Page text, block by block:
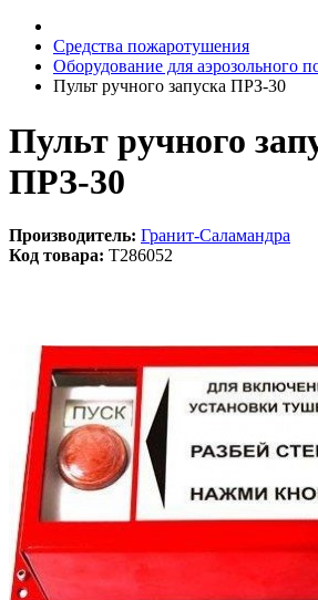
Средства пожаротушения
Оборудование для аэрозольного
Пульт ручного запуска ПРЗ-30
Пульт ручного
ПРЗ-30
Производитель: Гранит-Саламандра
Код товара: T286052